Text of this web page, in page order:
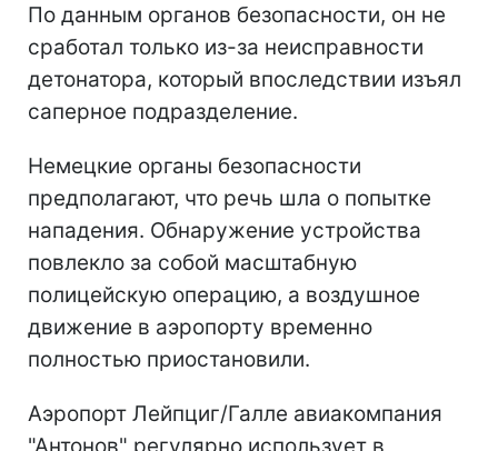
По данным органов безопасности, он не
сработал только из-за неисправности
детонатора, который впоследствии изъял
саперное подразделение.
Немецкие органы безопасности
предполагают, что речь шла о попытке
нападения. Обнаружение устройства
повлекло за собой масштабную
полицейскую операцию, а воздушное
движение в аэропорту временно
полностью приостановили.
Аэропорт Лейпциг/Галле авиакомпания
"Антонов" регулярно использует в